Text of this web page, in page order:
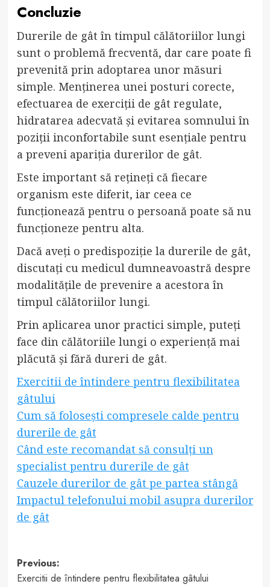
Concluzie
Durerile de gât în timpul călătoriilor lungi
sunt o problemă frecventă, dar care poate fi
prevenită prin adoptarea unor măsuri
simple. Menținerea unei posturi corecte,
efectuarea de exerciții de gât regulate,
hidratarea adecvată și evitarea somnului în
poziții inconfortabile sunt esențiale pentru
a preveni apariția durerilor de gât.
Este important să rețineți că fiecare
organism este diferit, iar ceea ce
funcționează pentru o persoană poate să nu
funcționeze pentru alta.
Dacă aveți o predispoziție la durerile de gât,
discutați cu medicul dumneavoastră despre
modalitățile de prevenire a acestora în
timpul călătoriilor lungi.
Prin aplicarea unor practici simple, puteți
face din călătoriile lungi o experiență mai
plăcută și fără dureri de gât.
Exercitii de întindere pentru flexibilitatea
gâtului
Cum să folosești compresele calde pentru
durerile de gât
Când este recomandat să consulți un
specialist pentru durerile de gât
Cauzele durerilor de gât pe partea stângă
Impactul telefonului mobil asupra durerilor
de gât
Post
Previous:
Exercitii de întindere pentru flexibilitatea gâtului